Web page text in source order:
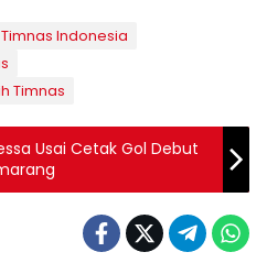
Indonesia
Timnas
Usai Cetak Gol Debut